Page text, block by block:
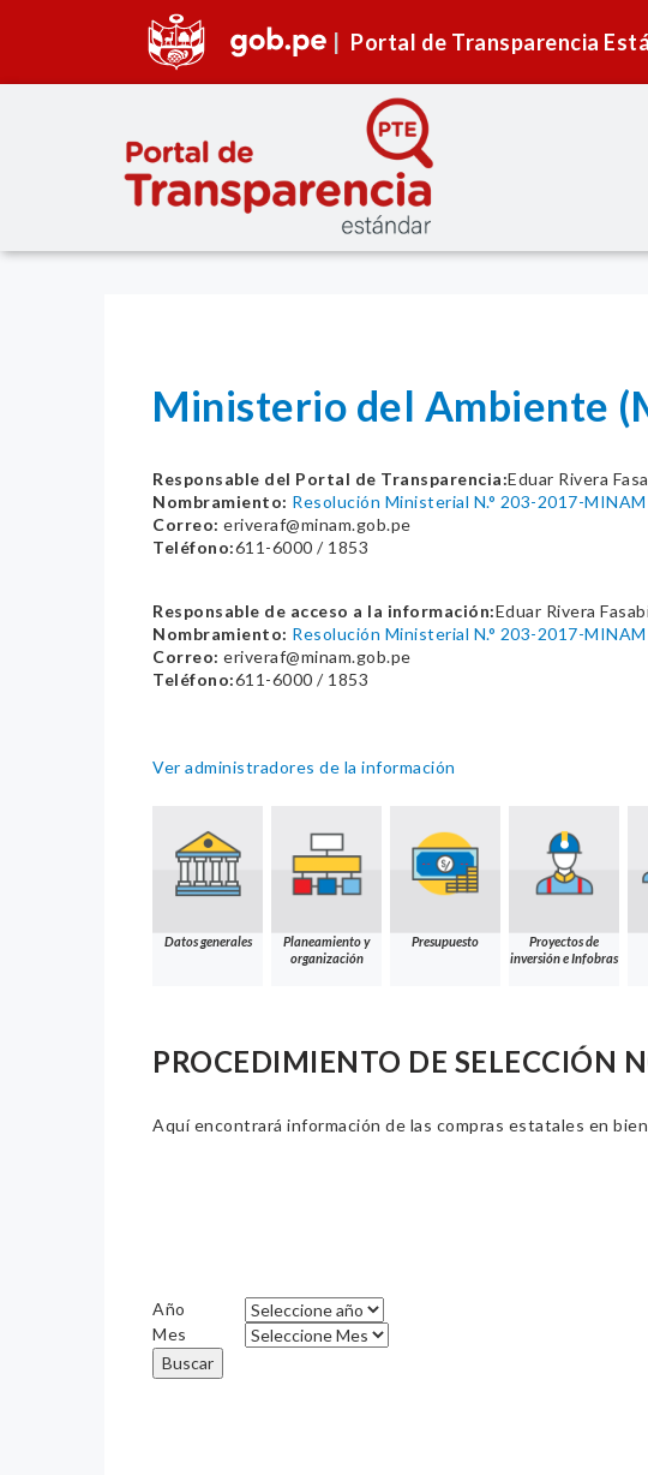
Portal de Transparencia
Ministerio del Ambiente
Responsable del Portal de Transparencia:Eduar Rivera
Nombramiento: Resolución Ministerial N.° 203-2017-MINAM
Correo: eriveraf@minam.gob.pe
Teléfono:611-6000 / 1853
Responsable de acceso a la información:Eduar Rivera
Nombramiento: Resolución Ministerial N.° 203-2017-MINAM
Correo: eriveraf@minam.gob.pe
Teléfono:611-6000 / 1853
Ver administradores de la información
Datos generales
Planeamiento y
organización
Presupuesto
Proyectos de
inversión e Infobras
PROCEDIMIENTO DE SELECCIÓN
Aquí encontrará información de las compras estatales en
Año
Mes
Buscar